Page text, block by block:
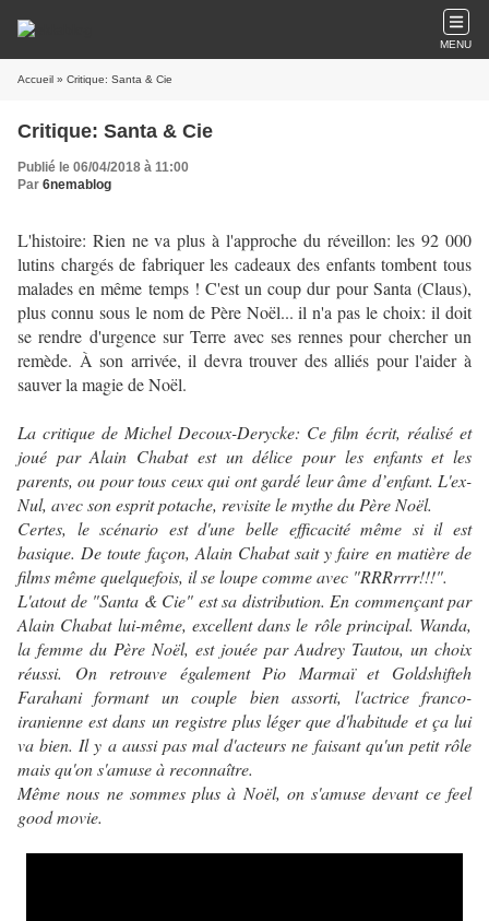
MENU
Accueil » Critique: Santa & Cie
Critique: Santa & Cie
Publié le 06/04/2018 à 11:00
Par 6nemablog
L'histoire: Rien ne va plus à l'approche du réveillon: les 92 000
lutins chargés de fabriquer les cadeaux des enfants tombent tous
malades en même temps ! C'est un coup dur pour Santa (Claus),
plus connu sous le nom de Père Noël... il n'a pas le choix: il doit
se rendre d'urgence sur Terre avec ses rennes pour chercher un
remède. À son arrivée, il devra trouver des alliés pour l'aider à
sauver la magie de Noël.
La critique de Michel Decoux-Derycke: Ce film écrit, réalisé et
joué par Alain Chabat est un délice pour les enfants et les
parents, ou pour tous ceux qui ont gardé leur âme d’enfant. L'ex-
Nul, avec son esprit potache, revisite le mythe du Père Noël.
Certes, le scénario est d'une belle efficacité même si il est
basique. De toute façon, Alain Chabat sait y faire en matière de
films même quelquefois, il se loupe comme avec "RRRrrrr!!!".
L'atout de "Santa & Cie" est sa distribution. En commençant par
Alain Chabat lui-même, excellent dans le rôle principal. Wanda,
la femme du Père Noël, est jouée par Audrey Tautou, un choix
réussi. On retrouve également Pio Marmaï et Goldshifteh
Farahani formant un couple bien assorti, l'actrice franco-
iranienne est dans un registre plus léger que d'habitude et ça lui
va bien. Il y a aussi pas mal d'acteurs ne faisant qu'un petit rôle
mais qu'on s'amuse à reconnaître.
Même nous ne sommes plus à Noël, on s'amuse devant ce feel
good movie.